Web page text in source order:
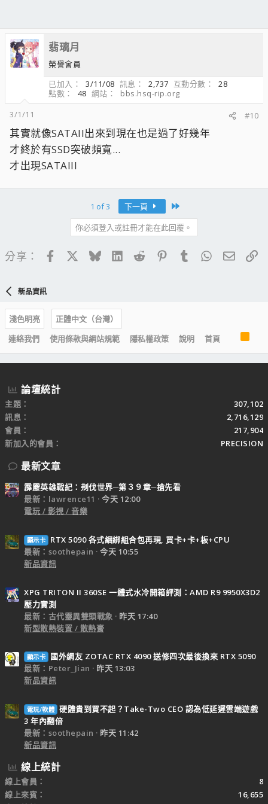
翡璃月
榮譽會員
已加入
3/11/08 訊息 2,737 互動分數
28
點數
48 網站
bbs.hsq-rip.org
3/1/11
#10
其實就像SATAII出來到現在也是過了好幾年
才終於有SSD突破頻寬...
才出現SATAIII
1 of 3 下一頁
你必須登入或註冊才能在此回覆。
分享： FacebookBlueskyLinkedIn
Reddit PinterestTumblrWhatsApp
電子
新品資訊
淺色明亮
正體中文（台灣）
連絡我們
使用條款與網站規範 隱私權政策 說明 首頁
R
S
S
論壇統計
主題
307,102
訊息
2,716,129
會員
217,904
新加入的會員
PRECISION
最新文章
霹靂英雄戰紀：刜伐世界─第３９章─搶先看
最新：lawrence11
今天 12:00
電玩 / 影視 / 音樂
顯示卡
RTX 5090 各式綑綁組合包再現, 買卡+卡+板+CPU
最新：soothepain
今天 10:55
新品資訊
XPG TRITON II 360SE 一體式水冷開箱評測：AMD R9 9950X3D2
壓力實測
最新：古代靈異雙頭戰象
昨天 17:40
新型散熱裝置 / 散熱膏
顯示卡
國外網友 ZOTAC RTX 4090 送修四次最後換來 RTX 5090
最新：Peter_Jian
昨天 13:03
新品資訊
電玩/軟體 硬體貴到買不起？Take-Two CEO 認為低延遲雲端遊戲
3 年內翻倍
最新：soothepain
昨天 11:42
新品資訊
線上統計
線上會員
8
線上來賓
16,655